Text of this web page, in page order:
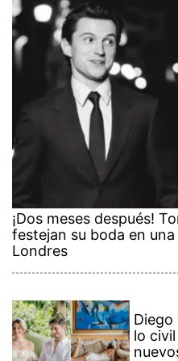
¡Dos meses después!
festejan su boda en
Londres
Diego
lo